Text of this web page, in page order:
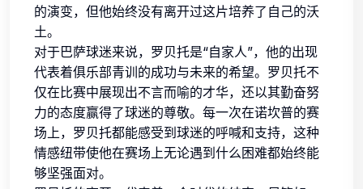
的演变，但他始终没有离开过这片培养了自己的沃
土。
对于巴萨球迷来说，罗贝托是“自家人”，他的出现
代表着俱乐部青训的成功与未来的希望。罗贝托不
仅在比赛中展现出不言而喻的才华，还以其勤奋努
力的态度赢得了球迷的尊敬。每一次在诺坎普的赛
场上，罗贝托都能感受到球迷的呼喊和支持，这种
情感纽带使他在赛场上无论遇到什么困难都始终能
够坚强面对。